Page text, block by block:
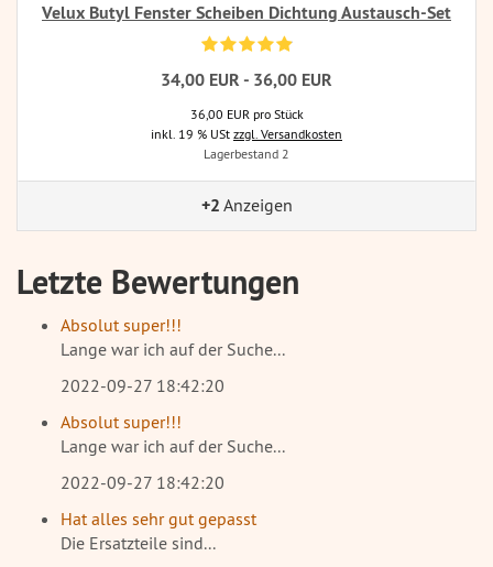
Velux Butyl Fenster Scheiben Dichtung Austausch-Set
34,00 EUR - 36,00 EUR
36,00 EUR pro Stück
inkl. 19 % USt zzgl. Versandkosten
Lagerbestand 2
+2 Anzeigen
Letzte Bewertungen
Absolut super!!!
Lange war ich auf der Suche...
2022-09-27 18:42:20
Absolut super!!!
Lange war ich auf der Suche...
2022-09-27 18:42:20
Hat alles sehr gut gepasst
Die Ersatzteile sind...